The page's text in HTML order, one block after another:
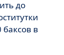
до
в